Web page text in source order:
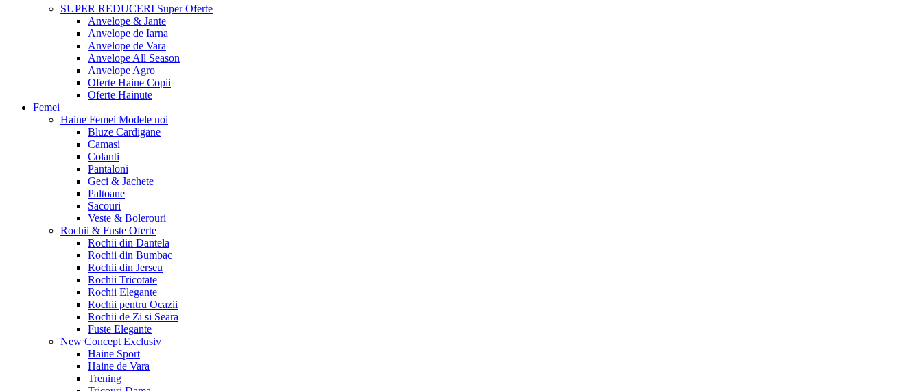
SUPER REDUCERI Super Oferte
Anvelope & Jante
Anvelope de Iarna
Anvelope de Vara
Anvelope All Season
Anvelope Agro
Oferte Haine Copii
Oferte Hainute
Femei
Haine Femei Modele noi
Bluze Cardigane
Camasi
Colanti
Pantaloni
Geci & Jachete
Paltoane
Sacouri
Veste & Bolerouri
Rochii & Fuste Oferte
Rochii din Dantela
Rochii din Bumbac
Rochii din Jerseu
Rochii Tricotate
Rochii Elegante
Rochii pentru Ocazii
Rochii de Zi si Seara
Fuste Elegante
New Concept Exclusiv
Haine Sport
Haine de Vara
Trening